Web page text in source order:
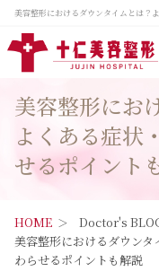
美容整形におけるダウンタイムとは？
美容整形にお
よくある症状
せるポイント
HOME
Doctor's
美容整形におけるダウン
わらせるポイントも解説